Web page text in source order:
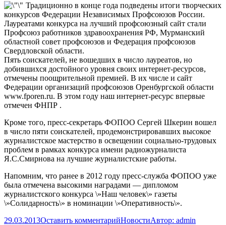
Традиционно в конце года подведены итоги творческих
конкурсов Федерации Независимых Профсоюзов России.
Лауреатами конкурса на лучший профсоюзный сайт стали
Профсоюз работников здравоохранения РФ, Мурманский
областной совет профсоюзов и Федерация профсоюзов
Свердловской области.
Пять соискателей, не вошедших в число лауреатов, но
добившихся достойного уровня своих интернет-ресурсов,
отмечены поощрительной премией. В их числе и сайт
Федерации организаций профсоюзов Оренбургской области
www.fporen.ru. В этом году наш интернет-ресурс впервые
отмечен ФНПР .
Кроме того, пресс-секретарь ФОПОО Сергей Шкерин вошел
в число пяти соискателей, продемонстрировавших высокое
журналистское мастерство в освещении социально-трудовых
проблем в рамках конкурса имени радиожурналиста
Я.С.Смирнова на лучшие журналистские работы.
Напомним, что ранее в 2012 году пресс-служба ФОПОО уже
была отмечена высокими наградами — дипломом
журналистского конкурса \»Наш человек\» газеты
\»Солидарность\» в номинации \»Оперативность\».
29.03.2013Оставить комментарийНовостиАвтор: admin